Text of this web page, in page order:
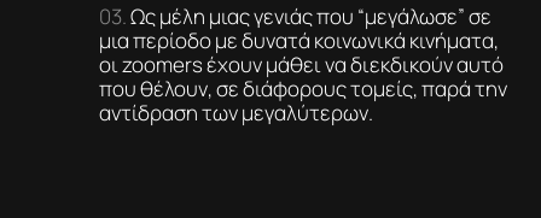
Ως μέλη μιας γενιάς που “μεγάλωσε” σε
μια περίοδο με δυνατά κοινωνικά κινήματα,
οι zoomers έχουν μάθει να διεκδικούν αυτό
που θέλουν, σε διάφορους τομείς, παρά την
αντίδραση των μεγαλύτερων.